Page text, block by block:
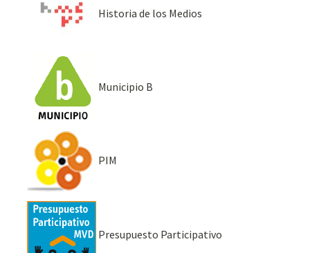
Historia de los Medios
Municipio B
PIM
Presupuesto Participativo